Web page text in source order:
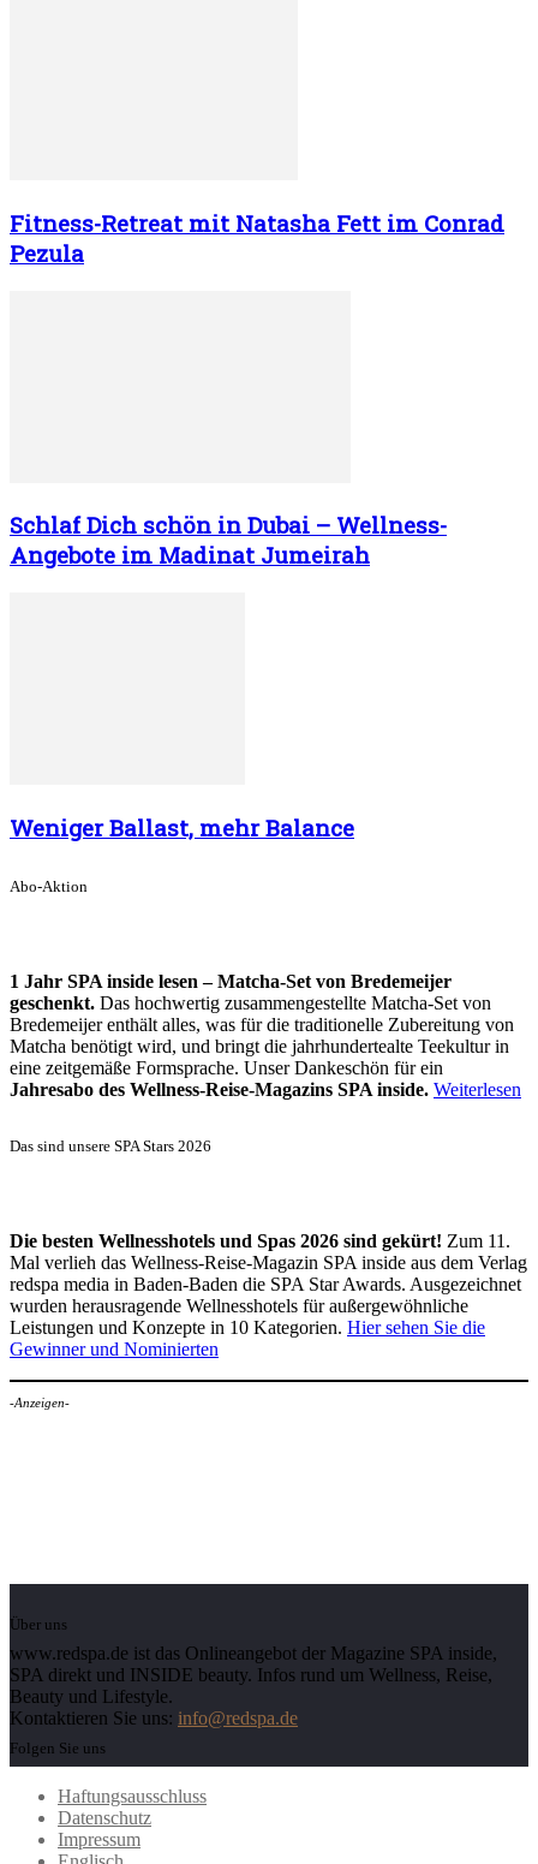
Fitness-Retreat mit Natasha Fett im Conrad
Pezula
Schlaf Dich schön in Dubai – Wellness-
Angebote im Madinat Jumeirah
Weniger Ballast, mehr Balance
Abo-Aktion
1 Jahr SPA inside lesen – Matcha-Set von Bredemeijer
geschenkt. Das hochwertig zusammengestellte Matcha-Set von
Bredemeijer enthält alles, was für die traditionelle Zubereitung von
Matcha benötigt wird, und bringt die jahrhundertealte Teekultur in
eine zeitgemäße Formsprache. Unser Dankeschön für ein
Jahresabo des Wellness-Reise-Magazins SPA inside. Weiterlesen
Das sind unsere SPA Stars 2026
Die besten Wellnesshotels und Spas 2026 sind gekürt! Zum 11.
Mal verlieh das Wellness-Reise-Magazin SPA inside aus dem Verlag
redspa media in Baden-Baden die SPA Star Awards. Ausgezeichnet
wurden herausragende Wellnesshotels für außergewöhnliche
Leistungen und Konzepte in 10 Kategorien. Hier sehen Sie die
Gewinner und Nominierten
-Anzeigen-
Über uns
www.redspa.de ist das Onlineangebot der Magazine SPA inside,
SPA direkt und INSIDE beauty. Infos rund um Wellness, Reise,
Beauty und Lifestyle.
Kontaktieren Sie uns: info@redspa.de
Folgen Sie uns
Haftungsausschluss
Datenschutz
Impressum